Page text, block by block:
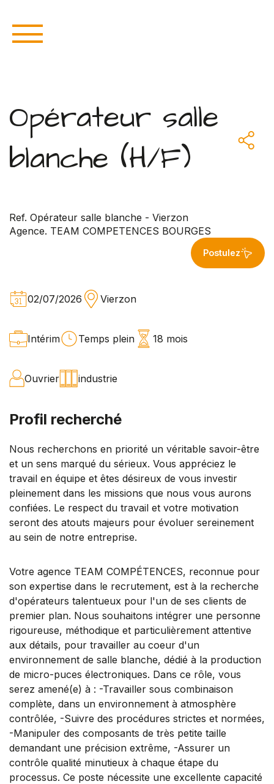
Opérateur salle
blanche (H/F)
Ref. Opérateur salle blanche - Vierzon
Agence. TEAM COMPETENCES BOURGES
Postulez
02/07/2026 Vierzon
Intérim Temps plein 18 mois
Ouvrier industrie
Profil recherché
Nous recherchons en priorité un véritable savoir-être
et un sens marqué du sérieux. Vous appréciez le
travail en équipe et êtes désireux de vous investir
pleinement dans les missions que nous vous aurons
confiées. Le respect du travail et votre motivation
seront des atouts majeurs pour évoluer sereinement
au sein de notre entreprise.
Votre agence TEAM COMPÉTENCES, reconnue pour
son expertise dans le recrutement, est à la recherche
d'opérateurs talentueux pour l'un de ses clients de
premier plan. Nous souhaitons intégrer une personne
rigoureuse, méthodique et particulièrement attentive
aux détails, pour travailler au coeur d'un
environnement de salle blanche, dédié à la production
de micro-puces électroniques. Dans ce rôle, vous
serez amené(e) à : -Travailler sous combinaison
complète, dans un environnement à atmosphère
contrôlée, -Suivre des procédures strictes et normées,
-Manipuler des composants de très petite taille
demandant une précision extrême, -Assurer un
contrôle qualité minutieux à chaque étape du
processus. Ce poste nécessite une excellente capacité